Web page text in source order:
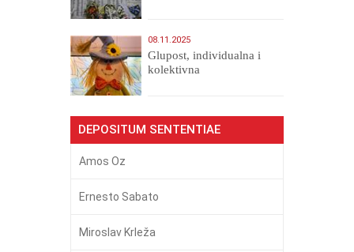
08.11.2025
Glupost, individualna i
kolektivna
DEPOSITUM SENTENTIAE
Amos Oz
Ernesto Sabato
Miroslav Krleža